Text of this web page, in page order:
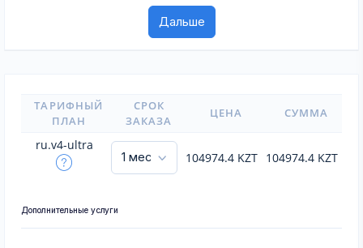
ТАРИФНЫЙ
ПЛАН
СРОК
ЗАКАЗА
ЦЕНА СУММА
ru.v4-ultra
104974.4 KZT 104974.4 KZT
Дополнительные услуги